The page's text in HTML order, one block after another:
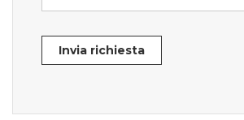
Invia richiesta